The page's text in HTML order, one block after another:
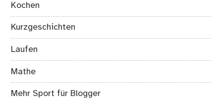
Kochen
Kurzgeschichten
Laufen
Mathe
Mehr Sport für Blogger